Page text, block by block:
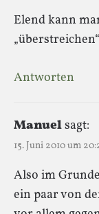
Elend kann
„überstreichen“
Antworten
Manuelsagt:
15. Juni 2010 um
Also im
ein paar von